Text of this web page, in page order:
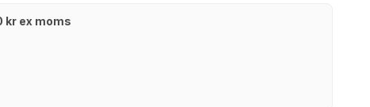
kr ex moms